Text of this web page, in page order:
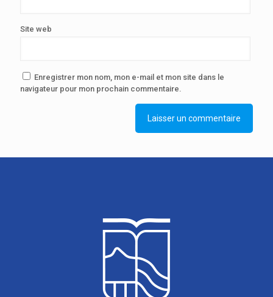
Site web
Enregistrer mon nom, mon e-mail et mon site dans le
navigateur pour mon prochain commentaire.